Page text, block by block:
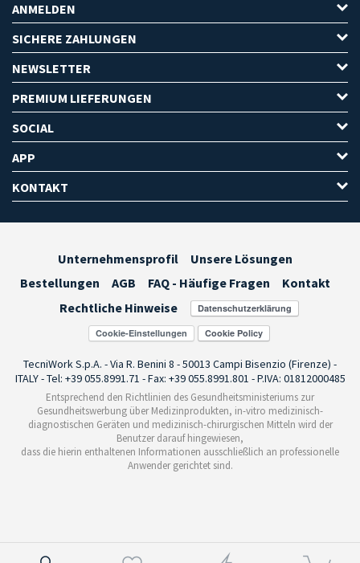
ANMELDEN
SICHERE ZAHLUNGEN
NEWSLETTER
PREMIUM LIEFERUNGEN
SOCIAL
APP
KONTAKT
Unternehmensprofil
Unsere Lösungen
Bestellungen
AGB FAQ - Häufige Fragen
Kontakt
Rechtliche Hinweise
Cookie-Einstellungen
TecniWork S.p.A. - Via R. Benini 8 - 50013 Campi Bisenzio (Firenze) -
ITALY - Tel: +39 055.8991.71 - Fax: +39 055.8991.801 - P.IVA: 01812000485
Entsprechend den Richtlinien des Gesundheitsministeriums zur
Gesundheitswerbung über Medizinprodukten, in-vitro medizinisch-
diagnostischen Geräten und medizinisch-chirurgischen Mitteln wird der
Benutzer darauf hingewiesen,
dass die hierin enthaltenen Informationen ausschließlich an professionelle
Anwender gerichtet sind.